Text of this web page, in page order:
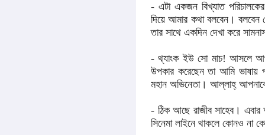
- এটা একজন বিখ্যাত পরিচালকের
দিয়ে আমার কথা বলবেন।বলবেন
তার সাথে একদিন দেখা করে
- থ্যাংক ইউ সো মাচ! আসলে
উপকার করেছেন তা আমি
মহান অভিনেতা। আল্লাহ্‌
- ঠিক আছে রাজীব সাহেব। এবার
সিনেমা লাইনে থাকলে কোনও না